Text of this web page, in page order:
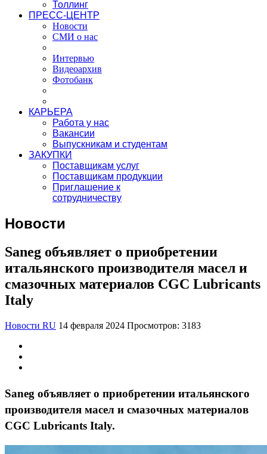
Толлинг
ПРЕСС-ЦЕНТР
Новости
СМИ о нас
Интервью
Видеоархив
Фотобанк
КАРЬЕРА
Работа у нас
Вакансии
Выпускникам и студентам
ЗАКУПКИ
Поставщикам услуг
Поставщикам продукции
Приглашение к
сотрудничеству
Новости
Saneg объявляет о приобретении
итальянского производителя масел и
смазочных материалов CGC Lubricants
Italy
Новости RU 14 февраля 2024 Просмотров: 3183
Saneg объявляет о приобретении итальянского
производителя масел и смазочных материалов
CGC Lubricants Italy.